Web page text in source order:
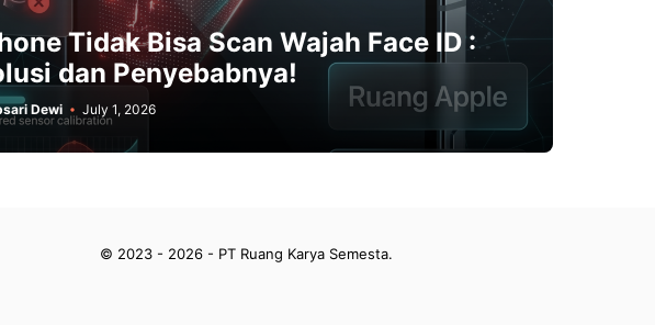
Tidak Bisa Scan Wajah Face ID :
dan Penyebabnya!
Dewi July 1, 2026
© 2023 - 2026 - PT Ruang Karya Semesta.